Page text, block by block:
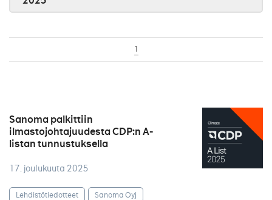
1
Sanoma palkittiin
ilmastojohtajuudesta CDP:n A-
listan tunnustuksella
17. joulukuuta 2025
Lehdistötiedotteet
Sanoma Oyj